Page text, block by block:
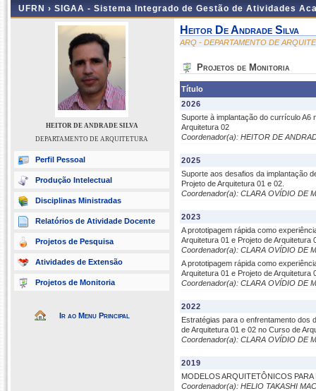
UFRN › SIGAA - Sistema Integrado de Gestão de Atividades
HEITOR DE ANDRADE SILVA
DEPARTAMENTO DE ARQUITETURA
Perfil Pessoal
Produção Intelectual
Disciplinas Ministradas
Relatórios de Atividade Docente
Projetos de Pesquisa
Atividades de Extensão
Projetos de Monitoria
Ir ao Menu Principal
Heitor De Andrade Silva
ARQ - DEPARTAMENTO DE
Projetos de Monitoria
Título
2026
Suporte à implantação do currículo A6
Arquitetura 02
Coordenador(a): HEITOR DE
2025
Suporte aos desafios da implantação
Projeto de Arquitetura 01 e 02.
Coordenador(a): CLARA OVÍDIO DE
2023
A prototipagem rápida como
Arquitetura 01 e Projeto de Arquitetura
Coordenador(a): CLARA OVÍDIO DE
A prototipagem rápida como
Arquitetura 01 e Projeto de Arquitetura
Coordenador(a): CLARA OVÍDIO DE
2022
Estratégias para o enfrentamento dos
de Arquitetura 01 e 02 no Curso de
Coordenador(a): CLARA OVÍDIO DE
2019
MODELOS ARQUITETÔNICOS
Coordenador(a): HELIO TAKASHI